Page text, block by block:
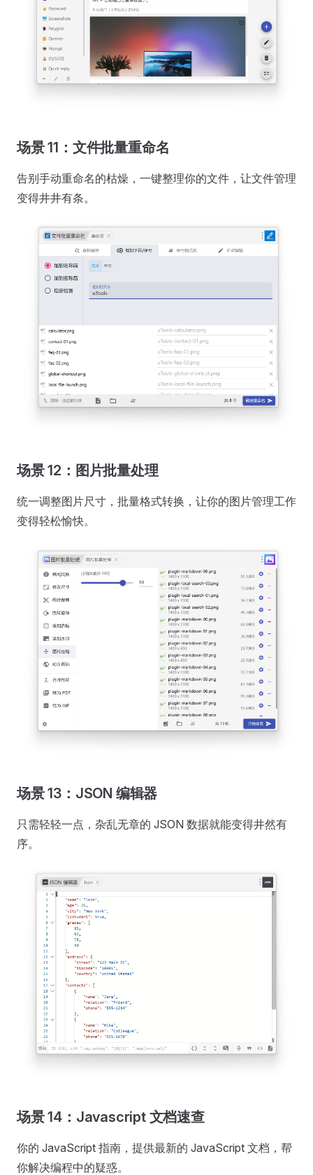
场景 11：文件批量重命名
告别手动重命名的枯燥，一键整理你的文件，让文件管理
变得井井有条。
场景 12：图片批量处理
统一调整图片尺寸，批量格式转换，让你的图片管理工作
变得轻松愉快。
场景 13：JSON 编辑器
只需轻轻一点，杂乱无章的 JSON 数据就能变得井然有
序。
场景 14：Javascript 文档速查
你的 JavaScript 指南，提供最新的 JavaScript 文档，帮
你解决编程中的疑惑。